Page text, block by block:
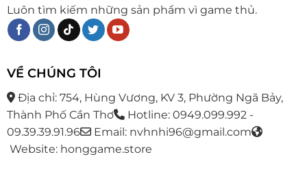
Luôn tìm kiếm những sản phẩm vì game thủ.
VỀ CHÚNG TÔI
Địa chỉ: 754, Hùng Vương, KV 3, Phường Ngã Bảy,
Thành Phố Cần Thơ
Hotline: 0949.099.992 -
09.39.39.91.96
Email: nvhnhi96@gmail.com
Website: honggame.store